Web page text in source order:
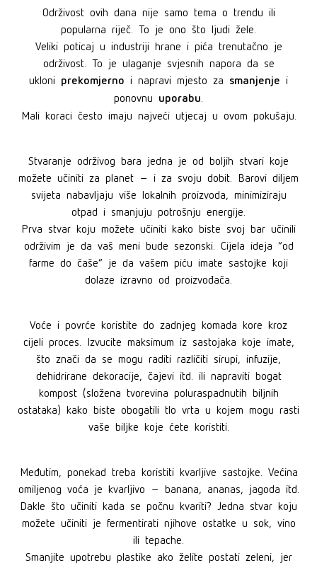
Održivost ovih dana nije samo tema o trendu ili
popularna riječ. To je ono što ljudi žele.
Veliki poticaj u industriji hrane i pića trenutačno je
održivost. To je ulaganje svjesnih napora da se
ukloni prekomjerno i napravi mjesto za smanjenje i
ponovnu uporabu
Mali koraci često imaju najveći utjecaj u ovom pokušaju.
Stvaranje održivog bara jedna je od boljih stvari koje
možete učiniti za planet – i za svoju dobit. Barovi diljem
svijeta nabavljaju više lokalnih proizvoda, minimiziraju
otpad i smanjuju potrošnju energije.
Prva stvar koju možete učiniti kako biste svoj bar učinili
održivim je da vaš meni bude sezonski. Cijela ideja “od
farme do čaše“ je da vašem piću imate sastojke koji
dolaze izravno od proizvođača.
Voće i povrće koristite do zadnjeg komada kore kroz
cijeli proces. Izvucite maksimum iz sastojaka koje imate,
što znači da se mogu raditi različiti sirupi, infuzije,
dehidrirane dekoracije, čajevi itd. ili napraviti bogat
kompost (složena tvorevina poluraspadnutih biljnih
ostataka) kako biste obogatili tlo vrta u kojem mogu rasti
vaše biljke koje ćete koristiti.
Međutim, ponekad treba koristiti kvarljive sastojke. Većina
omiljenog voća je kvarljivo – banana, ananas, jagoda itd.
Dakle što učiniti kada se počnu kvariti? Jedna stvar koju
možete učiniti je fermentirati njihove ostatke u sok, vino
ili tepache.
Smanjite upotrebu plastike ako želite postati zeleni, jer